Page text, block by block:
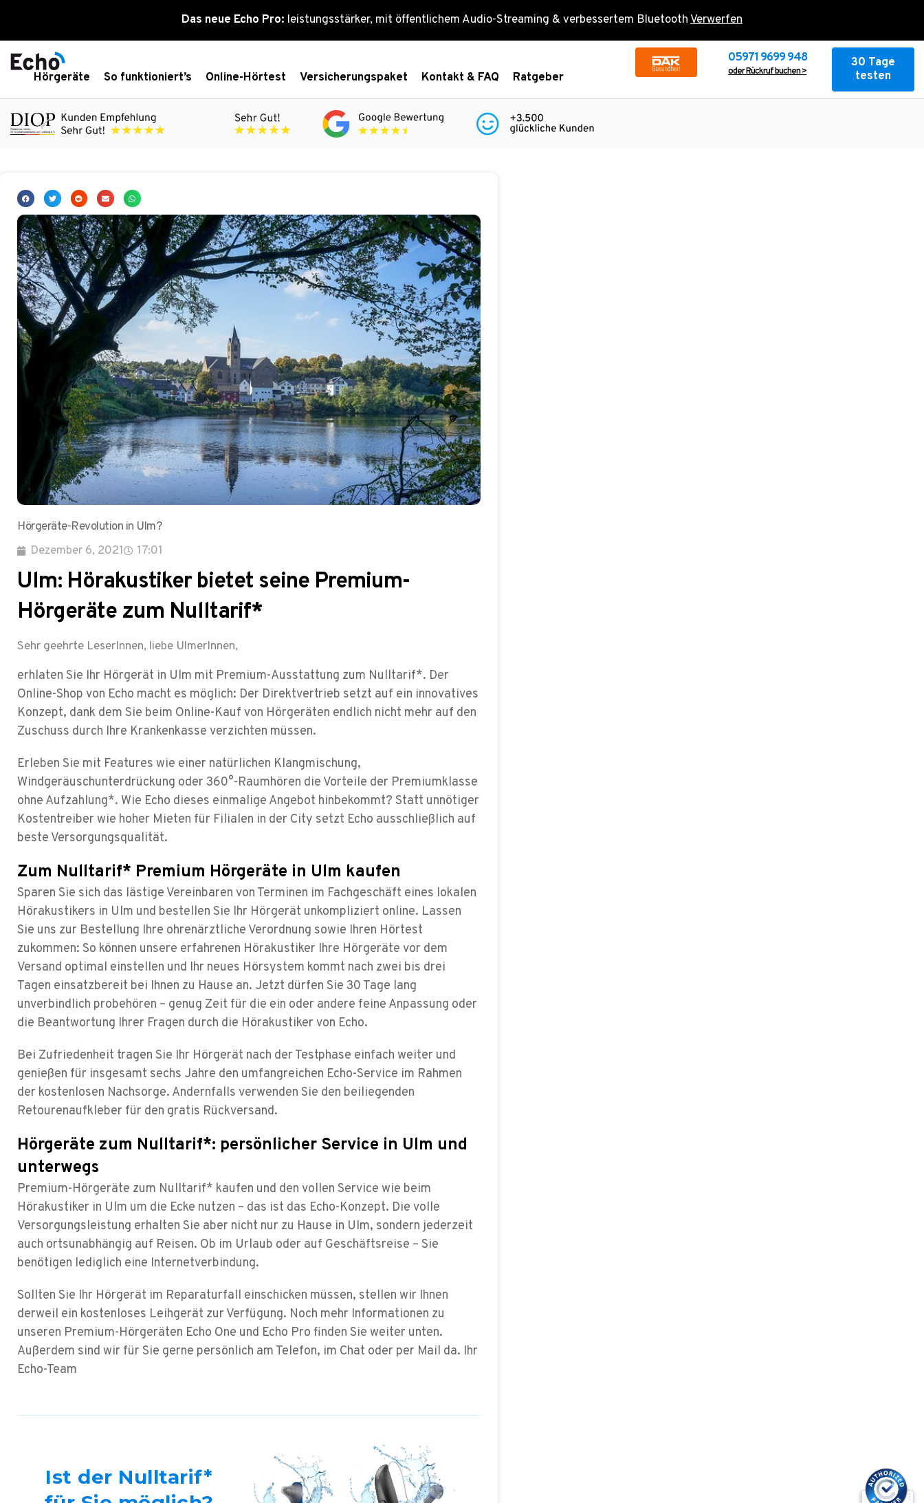
Das neue Echo Pro: leistungsstärker, mit öffentlichem Audio-Streaming & verbessertem BluetoothVerwerfen
springen
Hörgeräte So funktioniert’s Online-Hörtest Versicherungspaket Kontakt & FAQ Ratgeber
05971 9699 948
oder Rückruf buchen >
30 Tage
testen
Hörgeräte-Revolution in Ulm?
Dezember 6, 2021
17:01
Ulm: Hörakustiker bietet seine Premium-
Hörgeräte zum Nulltarif*
Sehr geehrte LeserInnen, liebe UlmerInnen,
erhlaten Sie Ihr Hörgerät in Ulm mit Premium-Ausstattung zum Nulltarif*. Der
Online-Shop von Echo macht es möglich: Der Direktvertrieb setzt auf ein innovatives
Konzept, dank dem Sie beim Online-Kauf von Hörgeräten endlich nicht mehr auf den
Zuschuss durch Ihre Krankenkasse verzichten müssen.
Erleben Sie mit Features wie einer natürlichen Klangmischung,
Windgeräuschunterdrückung oder 360°-Raumhören die Vorteile der Premiumklasse
ohne Aufzahlung*. Wie Echo dieses einmalige Angebot hinbekommt? Statt unnötiger
Kostentreiber wie hoher Mieten für Filialen in der City setzt Echo ausschließlich auf
beste Versorgungsqualität.
Zum Nulltarif* Premium Hörgeräte in Ulm kaufen
Sparen Sie sich das lästige Vereinbaren von Terminen im Fachgeschäft eines lokalen
Hörakustikers in Ulm und bestellen Sie Ihr Hörgerät unkompliziert online. Lassen
Sie uns zur Bestellung Ihre ohrenärztliche Verordnung sowie Ihren Hörtest
zukommen: So können unsere erfahrenen Hörakustiker Ihre Hörgeräte vor dem
Versand optimal einstellen und Ihr neues Hörsystem kommt nach zwei bis drei
Tagen einsatzbereit bei Ihnen zu Hause an. Jetzt dürfen Sie 30 Tage lang
unverbindlich probehören – genug Zeit für die ein oder andere feine Anpassung oder
die Beantwortung Ihrer Fragen durch die Hörakustiker von Echo.
Bei Zufriedenheit tragen Sie Ihr Hörgerät nach der Testphase einfach weiter und
genießen für insgesamt sechs Jahre den umfangreichen Echo-Service im Rahmen
der kostenlosen Nachsorge. Andernfalls verwenden Sie den beiliegenden
Retourenaufkleber für den gratis Rückversand.
Hörgeräte zum Nulltarif*: persönlicher Service in Ulm und
unterwegs
Premium-Hörgeräte zum Nulltarif* kaufen und den vollen Service wie beim
Hörakustiker in Ulm um die Ecke nutzen – das ist das Echo-Konzept. Die volle
Versorgungsleistung erhalten Sie aber nicht nur zu Hause in Ulm, sondern jederzeit
auch ortsunabhängig auf Reisen. Ob im Urlaub oder auf Geschäftsreise – Sie
benötigen lediglich eine Internetverbindung.
Sollten Sie Ihr Hörgerät im Reparaturfall einschicken müssen, stellen wir Ihnen
derweil ein kostenloses Leihgerät zur Verfügung. Noch mehr Informationen zu
unseren Premium-Hörgeräten Echo One und Echo Pro finden Sie weiter unten.
Außerdem sind wir für Sie gerne persönlich am Telefon, im Chat oder per Mail da. Ihr
Echo-Team
Ist der Nulltarif*